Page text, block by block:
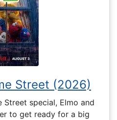
Street (2026)
Street special, Elmo and
to get ready for a big